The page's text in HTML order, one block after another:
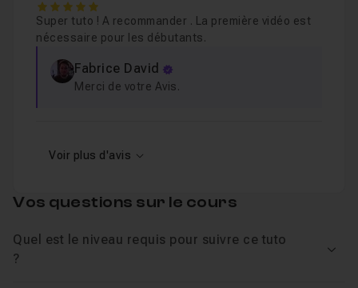
d'autres choix que de filmer comme ceci. Merci de
votre compréhension.
5
Super tuto ! A recommander . La première vidéo est
nécessaire pour les débutants.
Fabrice David
Merci de votre Avis.
Voir plus d'avis
Vos questions sur le cours
Quel est le niveau requis pour suivre ce tuto
?